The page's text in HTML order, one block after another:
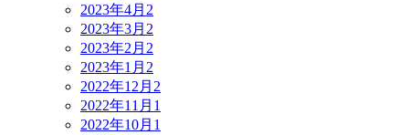
2023年4月 2
2023年3月 2
2023年2月 2
2023年1月 2
2022年12月 2
2022年11月 1
2022年10月 1